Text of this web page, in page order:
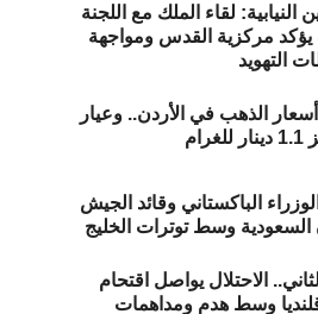
لقاء الملك مع اللجنة
يؤكد مركزية القدس ومواجهة
التهويد
أسعار الذهب في الأردن.. وعيار
الباكستاني وقائد الجيش
السعودية وسط توترات الخليج
الاحتلال يواصل اقتحام
وسط هدم ومداهمات